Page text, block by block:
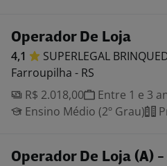
Operador De Loja
4,1 SUPERLEGAL
Farroupilha - RS
R$ 2.018,00
Entre 1 e 3
Ensino Médio (2º Grau)
Operador De Loja (A) -